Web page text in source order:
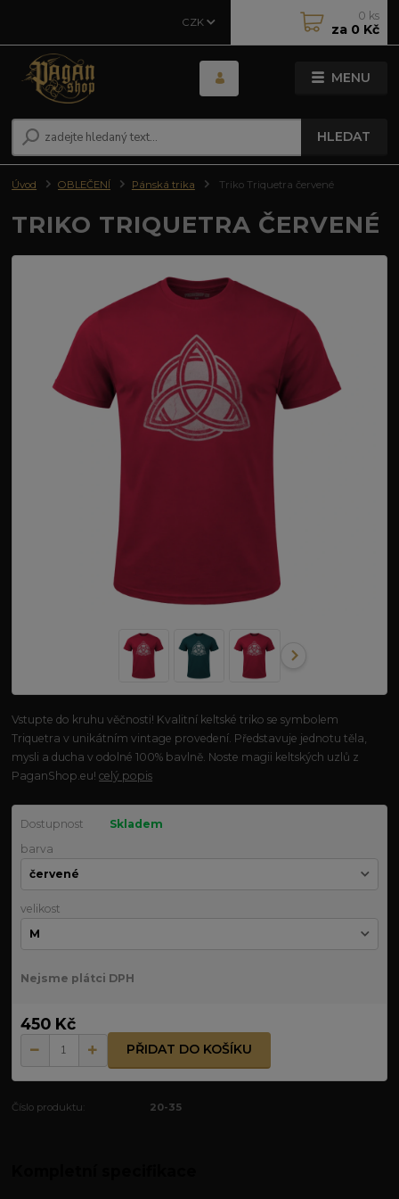
MENU
CZK
HLEDAT
0 ks
za 0 Kč
Úvod OBLEČENÍ Pánská trika Triko Triquetra červené
TRIKO TRIQUETRA ČERVENÉ
Vstupte do kruhu věčnosti! Kvalitní keltské triko se symbolem
Triquetra v unikátním vintage provedení. Představuje jednotu těla,
mysli a ducha v odolné 100% bavlně. Noste magii keltských uzlů z
PaganShop.eu!celý popis
Dostupnost
Skladem
barva
velikost
Nejsme plátci DPH
450 Kč
PŘIDAT DO KOŠÍKU
Číslo produktu: 20-35